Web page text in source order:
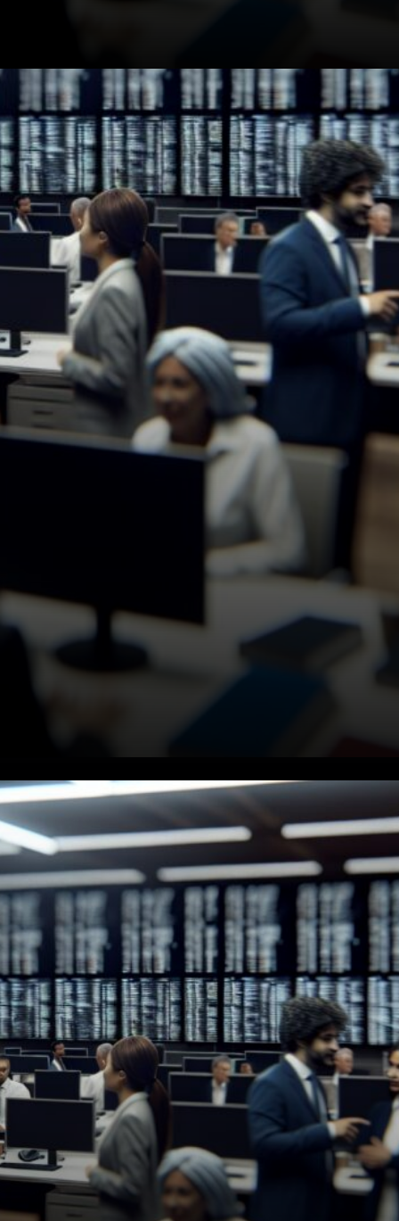
Comment les valorisations se
comparent